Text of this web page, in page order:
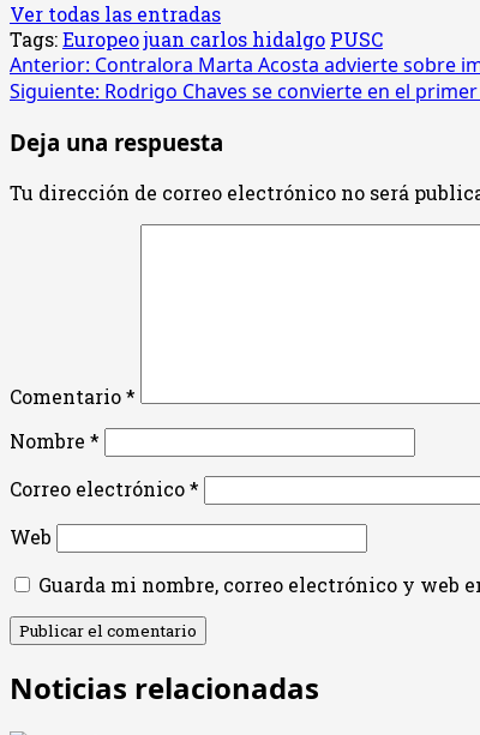
Ver todas las entradas
Tags:Europeojuan carlos hidalgo PUSC
Navegación
de
entradas
Anterior: Contralora Marta Acosta advierte sobre
Siguiente: Rodrigo Chaves se convierte en el
Deja una respuesta
Tu dirección de correo electrónico no será
Comentario*
Nombre *
Correo electrónico*
Web
Guarda mi nombre, correo electrónico y web
Noticias relacionadas